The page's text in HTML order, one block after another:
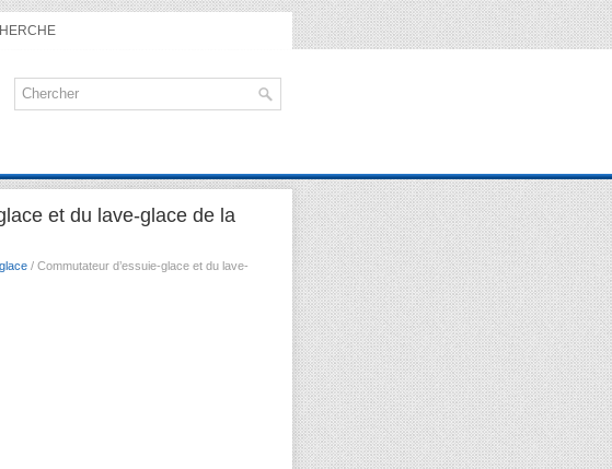
et du lave-glace de la
/ Commutateur d’essuie-glace et du lave-